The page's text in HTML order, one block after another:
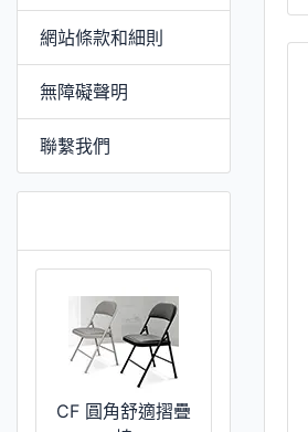
網站條款和細則
無障礙聲明
聯繫我們
CF 圓角舒適摺疊